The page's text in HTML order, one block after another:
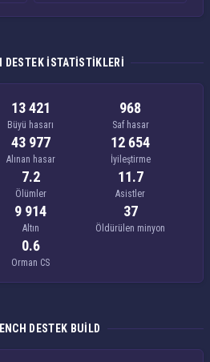
DESTEK ISTATISTIKLERI
13 421
Büyü hasarı
968
Saf hasar
43 977
Alınan hasar
12 654
İyileştirme
7.2
Ölümler
11.7
Asistler
9 914
Altın
37
Öldürülen minyon
0.6
Orman CS
DESTEK BUILD